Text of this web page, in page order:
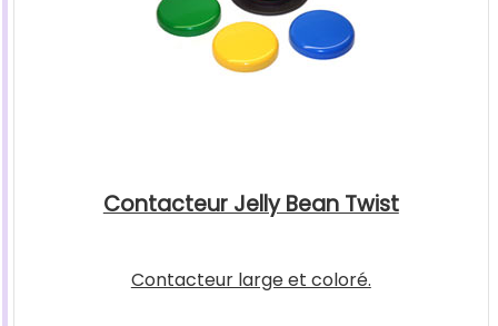
Contacteur Jelly Bean Twist
Contacteur large et coloré.